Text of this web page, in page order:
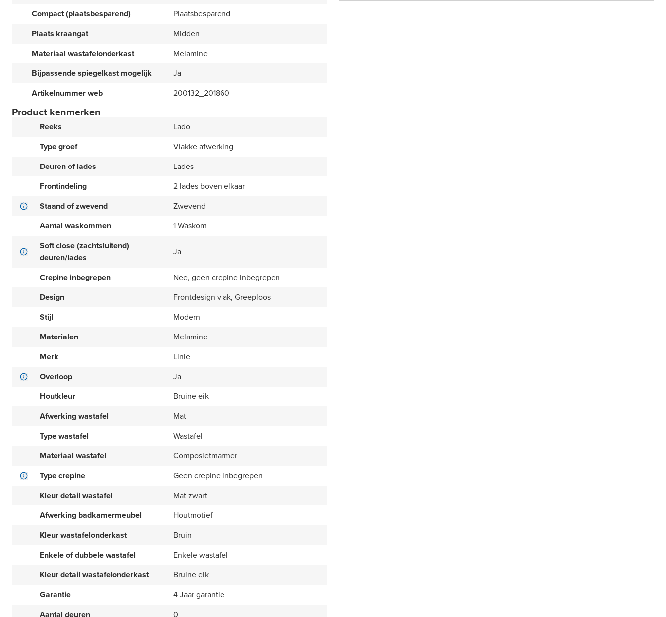
Compact (plaatsbesparend)
Plaatsbesparend
Plaats kraangat
Midden
Materiaal wastafelonderkast
Melamine
Bijpassende spiegelkast mogelijk
Ja
Artikelnummer web
200132_201860
Product kenmerken
Reeks
Lado
Type groef
Vlakke afwerking
Deuren of lades
Lades
Frontindeling
2 lades boven elkaar
Staand of zwevend
Zwevend
Aantal waskommen
1 Waskom
Soft close (zachtsluitend)
deuren/lades
Ja
Crepine inbegrepen
Nee, geen crepine inbegrepen
Design
Frontdesign vlak, Greeploos
Stijl
Modern
Materialen
Melamine
Merk
Linie
Overloop
Ja
Houtkleur
Bruine eik
Afwerking wastafel
Mat
Type wastafel
Wastafel
Materiaal wastafel
Composietmarmer
Type crepine
Geen crepine inbegrepen
Kleur detail wastafel
Mat zwart
Afwerking badkamermeubel
Houtmotief
Kleur wastafelonderkast
Bruin
Enkele of dubbele wastafel
Enkele wastafel
Kleur detail wastafelonderkast
Bruine eik
Garantie
4 Jaar garantie
Aantal deuren
0